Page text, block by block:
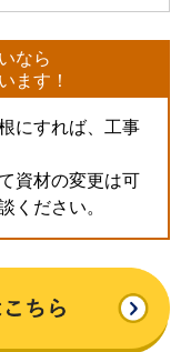
なら
ます！
にすれば、工事
資材の変更は可
ください。